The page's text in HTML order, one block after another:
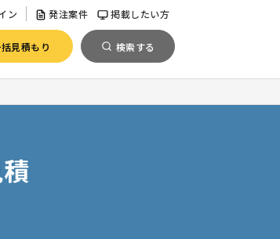
ン 発注案件 掲載したい方
見積もり 検索する